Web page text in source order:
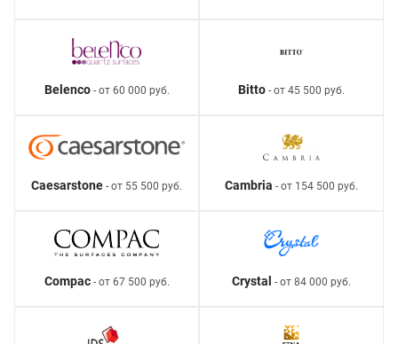
Belenco- от 60 000 руб. Bitto - от 45 500 руб.
Caesarstone - от 55 500 руб. Cambria - от 154 500 руб.
Compac- от 67 500 руб. Crystal - от 84 000 руб.